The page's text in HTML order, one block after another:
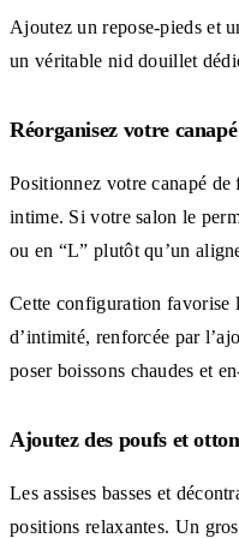
Ajoutez un repose-pieds et
un véritable nid douillet
Réorganisez votre canapé
Positionnez votre canapé de
intime. Si votre salon le
ou en “L” plutôt qu’un
Cette configuration favorise
d’intimité, renforcée par
poser boissons chaudes et
Ajoutez des poufs et
Les assises basses et
positions relaxantes. Un